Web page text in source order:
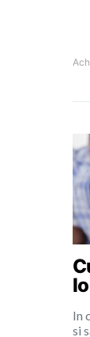
In
si